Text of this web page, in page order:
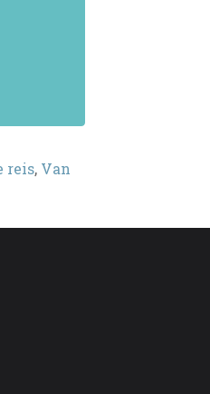
reis, Van